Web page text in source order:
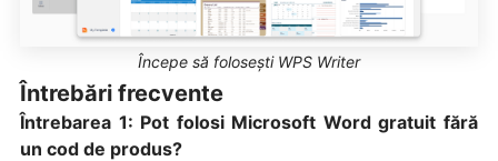
Începe să folosești WPS Writer
Întrebări frecvente
Întrebarea 1: Pot folosi Microsoft Word gratuit fără
un cod de produs?